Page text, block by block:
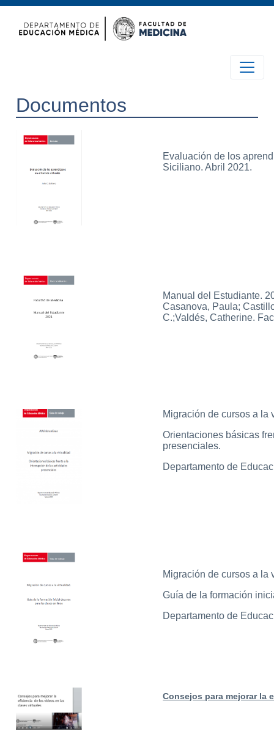
Documentos
Evaluación de los
Siciliano. Abril 2021.
Manual del Estudiante.
Casanova, Paula;
C.;Valdés, Catherine.
Migración de cursos a la
Orientaciones básicas
presenciales.
Departamento de
Migración de cursos a la
Guía de la formación
Departamento de
Consejos para mejorar la